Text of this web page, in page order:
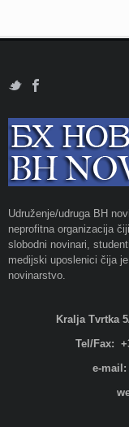
Udruženje/udruga BH
neprofitna organizacija
slobodni novinari,
medijski uposlenici čija
novinarstvo.
Kralja Tvrtka
Tel/Fax:
e-mail: